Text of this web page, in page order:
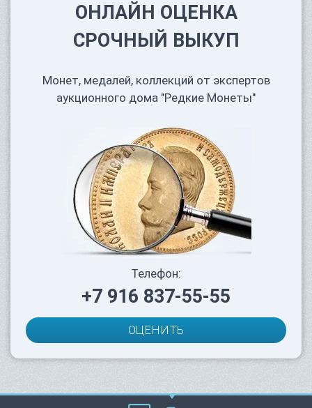
ОНЛАЙН ОЦЕНКА
СРОЧНЫЙ ВЫКУП
Монет, медалей, коллекций от экспертов
аукционного дома "Редкие Монеты"
Телефон:
+7 916 837-55-55
ОЦЕНИТЬ